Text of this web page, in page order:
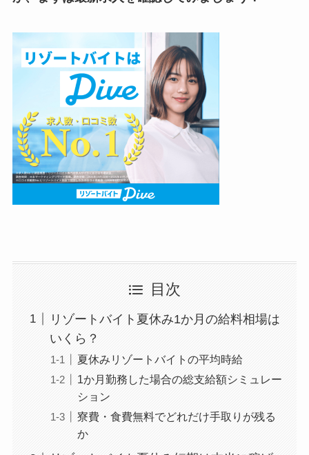
目次
リゾートバイト夏休み1か月の給料相場は
いくら？
夏休みリゾートバイトの平均時給
1か月勤務した場合の総支給額シミュレー
ション
寮費・食費無料でどれだけ手取りが残る
か